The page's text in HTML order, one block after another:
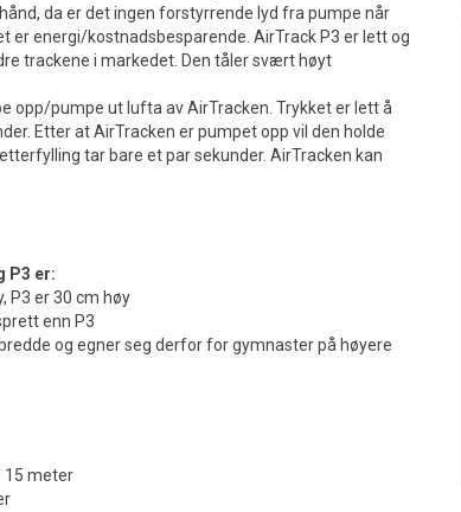
da er det ingen forstyrrende lyd fra pumpe når
er energi/kostnadsbesparende. AirTrack P3 er lett og
trackene i markedet. Den tåler svært høyt
opp/pumpe ut lufta av AirTracken. Trykket er lett å
Etter at AirTracken er pumpet opp vil den holde
tar bare et par sekunder. AirTracken kan
P3 er:
P3 er 30 cm høy
enn P3
og egner seg derfor for gymnaster på høyere
15 meter